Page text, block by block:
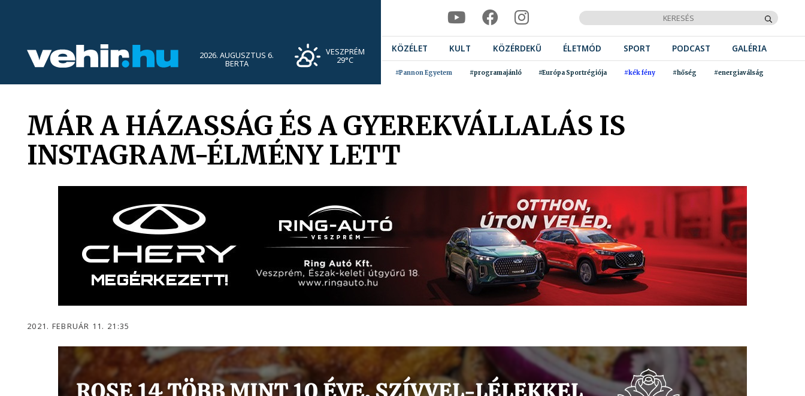
2026. AUGUSZTUS 6.
BERTA
VESZPRÉM
29°C
KÖZÉLET KULT KÖZÉRDEKŰ ÉLETMÓD SPORT PODCAST GALÉRIA
#Pannon Egyetem #programajánló #Európa Sportrégiója #kék fény #hőség #energiaválság
MÁR A HÁZASSÁG ÉS A GYEREKVÁLLALÁS IS
INSTAGRAM-ÉLMÉNY LETT
2021. FEBRUÁR 11. 21:35